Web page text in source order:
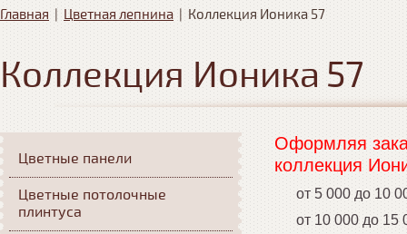
Главная | Цветная лепнина | Коллекция Ионика 57
Коллекция Ионика 57
Оформляя
коллекция
от 5 000 до 10
от 10 000 до 15
Цветные панели
Цветные потолочные
плинтуса